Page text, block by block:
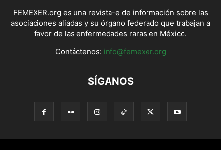
FEMEXER.org es una revista-e de información sobre las
asociaciones aliadas y su órgano federado que trabajan a
favor de las enfermedades raras en México.
Contáctenos: info@femexer.org
SÍGANOS